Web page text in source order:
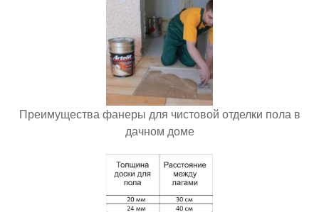
Преимущества фанеры для чистовой отделки пола в
дачном доме